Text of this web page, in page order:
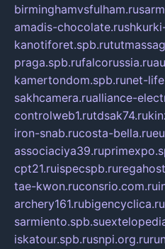
birminghamvsfulham.ru
amadis-chocolate.ru
kanotiforet.spb.ru
praga.spb.rufalcorussia.ru
kamertondom.spb.runet-
sakhcamera.rualliance-
controlweb1.rutdsak74.ru
iron-snab.rucosta-bella.ru
associaciya39.ru
cpt21.ruispecspb.ru
tae-kwon.ruconsrio.com.ru
archery161.rubigencyclica.ru
sarmiento.spb.su
iskatour.spb.rusnpi.org.ru